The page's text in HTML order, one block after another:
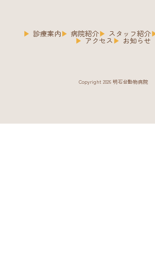
診療案内 病院紹介 スタッフ紹介
アクセス お知らせ
Copyright 2026 明石台動物病院